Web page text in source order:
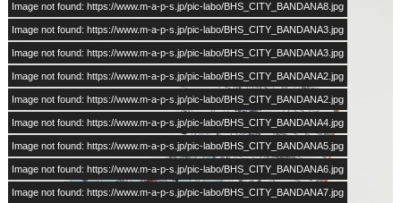
Image not found: https://www.m-a-p-s.jp/pic-labo/BHS_CITY_BANDANA8.jpg
Image not found: https://www.m-a-p-s.jp/pic-labo/BHS_CITY_BANDANA3.jpg
Image not found: https://www.m-a-p-s.jp/pic-labo/BHS_CITY_BANDANA3.jpg
Image not found: https://www.m-a-p-s.jp/pic-labo/BHS_CITY_BANDANA2.jpg
Image not found: https://www.m-a-p-s.jp/pic-labo/BHS_CITY_BANDANA2.jpg
Image not found: https://www.m-a-p-s.jp/pic-labo/BHS_CITY_BANDANA4.jpg
Image not found: https://www.m-a-p-s.jp/pic-labo/BHS_CITY_BANDANA5.jpg
Image not found: https://www.m-a-p-s.jp/pic-labo/BHS_CITY_BANDANA6.jpg
Image not found: https://www.m-a-p-s.jp/pic-labo/BHS_CITY_BANDANA7.jpg